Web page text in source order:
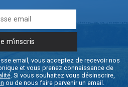
email, vous acceptez de recevoir nos
et vous prenez connaissance de
. Si vous souhaitez vous désinscrire,
ou de nous faire parvenir un email.